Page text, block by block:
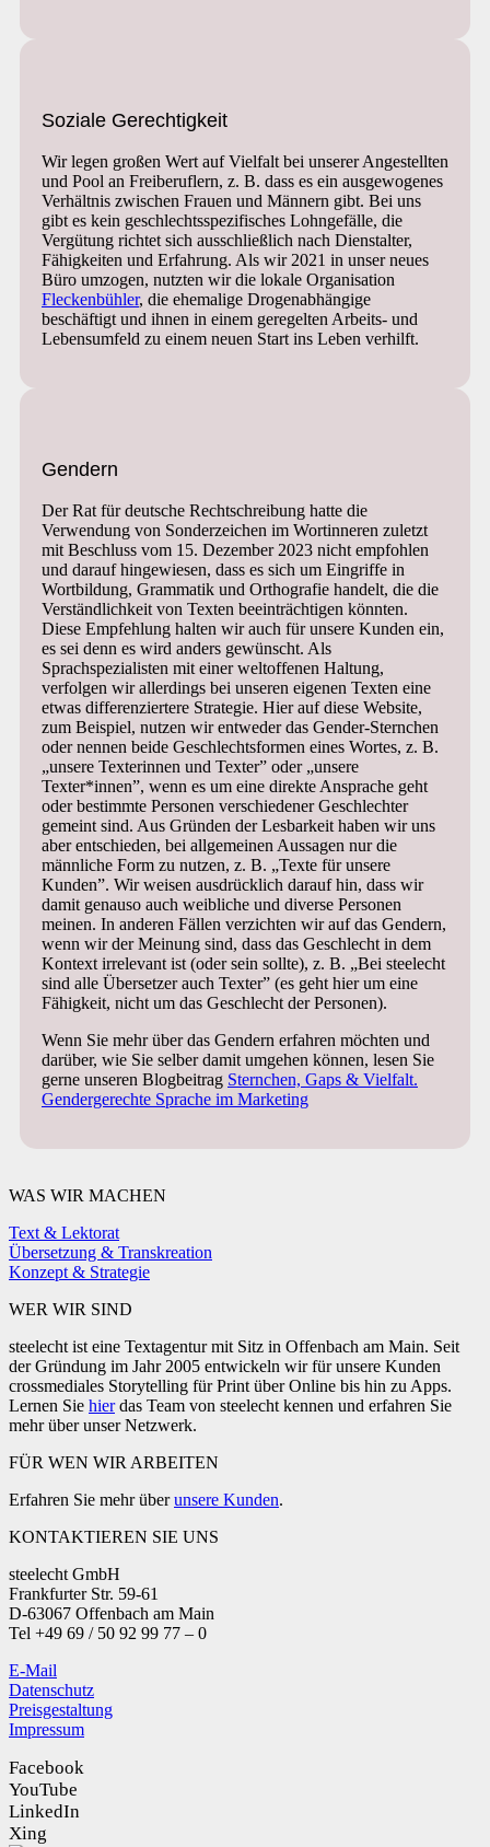
Soziale Gerechtigkeit
Wir legen großen Wert auf Vielfalt bei unserer Angestellten
und Pool an Freiberuflern, z. B. dass es ein ausgewogenes
Verhältnis zwischen Frauen und Männern gibt. Bei uns
gibt es kein geschlechtsspezifisches Lohngefälle, die
Vergütung richtet sich ausschließlich nach Dienstalter,
Fähigkeiten und Erfahrung. Als wir 2021 in unser neues
Büro umzogen, nutzten wir die lokale Organisation
Fleckenbühler, die ehemalige Drogenabhängige
beschäftigt und ihnen in einem geregelten Arbeits- und
Lebensumfeld zu einem neuen Start ins Leben verhilft.
Gendern
Der Rat für deutsche Rechtschreibung hatte die
Verwendung von Sonderzeichen im Wortinneren zuletzt
mit Beschluss vom 15. Dezember 2023 nicht empfohlen
und darauf hingewiesen, dass es sich um Eingriffe in
Wortbildung, Grammatik und Orthografie handelt, die die
Verständlichkeit von Texten beeinträchtigen könnten.
Diese Empfehlung halten wir auch für unsere Kunden ein,
es sei denn es wird anders gewünscht. Als
Sprachspezialisten mit einer weltoffenen Haltung,
verfolgen wir allerdings bei unseren eigenen Texten eine
etwas differenziertere Strategie. Hier auf diese Website,
zum Beispiel, nutzen wir entweder das Gender-Sternchen
oder nennen beide Geschlechtsformen eines Wortes, z. B.
„unsere Texterinnen und Texter” oder „unsere
Texter*innen”, wenn es um eine direkte Ansprache geht
oder bestimmte Personen verschiedener Geschlechter
gemeint sind. Aus Gründen der Lesbarkeit haben wir uns
aber entschieden, bei allgemeinen Aussagen nur die
männliche Form zu nutzen, z. B. „Texte für unsere
Kunden”. Wir weisen ausdrücklich darauf hin, dass wir
damit genauso auch weibliche und diverse Personen
meinen. In anderen Fällen verzichten wir auf das Gendern,
wenn wir der Meinung sind, dass das Geschlecht in dem
Kontext irrelevant ist (oder sein sollte), z. B. „Bei steelecht
sind alle Übersetzer auch Texter” (es geht hier um eine
Fähigkeit, nicht um das Geschlecht der Personen).
Wenn Sie mehr über das Gendern erfahren möchten und
darüber, wie Sie selber damit umgehen können, lesen Sie
gerne unseren Blogbeitrag Sternchen, Gaps & Vielfalt.
Gendergerechte Sprache im Marketing
WAS WIR MACHEN
Text & Lektorat
Übersetzung & Transkreation
Konzept & Strategie
WER WIR SIND
steelecht ist eine Textagentur mit Sitz in Offenbach am Main. Seit
der Gründung im Jahr 2005 entwickeln wir für unsere Kunden
crossmediales Storytelling für Print über Online bis hin zu Apps.
Lernen Sie hierdas Team von steelecht kennen und erfahren Sie
mehr über unser Netzwerk.
FÜR WEN WIR ARBEITEN
Erfahren Sie mehr überunsere Kunden.
KONTAKTIEREN SIE UNS
steelecht GmbH
Frankfurter Str. 59-61
D-63067 Offenbach am Main
Tel +49 69 / 50 92 99 77 – 0
E-Mail
Datenschutz
Preisgestaltung
Impressum
Facebook
YouTube
LinkedIn
Xing